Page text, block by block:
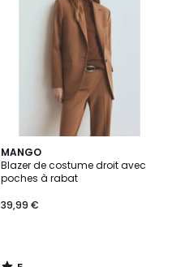
MANGO
Blazer de costume droit avec
poches à rabat
39,99 €
5
/
5